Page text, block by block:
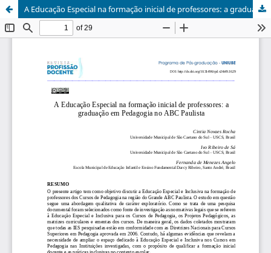
A Educação Especial na formação inicial de professores: a graduação em Pedagogia no ABC Paulista